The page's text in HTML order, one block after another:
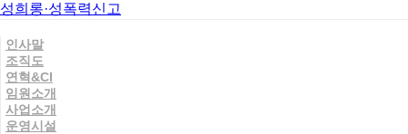
성희롱·성폭력신고
인사말
조직도
연혁&CI
임원소개
사업소개
운영시설